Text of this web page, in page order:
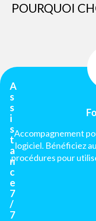
POURQUOI
A
s
s
i
s
t
a
n
c
e
7
/
7
Accompagnement
logiciel. Bénéficiez
procédures pour